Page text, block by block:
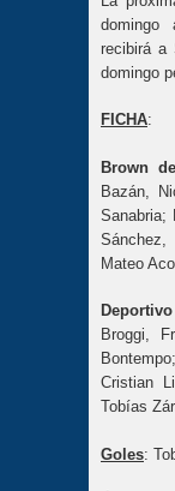
domingo
recibirá a
domingo
FICHA:
Brown
Bazán,
Sanabria;
Mateo
Broggi,
Cristian
Tobías
Goles: